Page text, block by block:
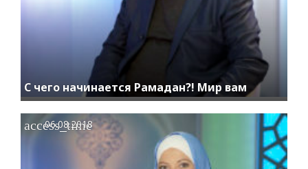
С чего начинается Рамадан?! Мир вам
access_time
06.08.2018